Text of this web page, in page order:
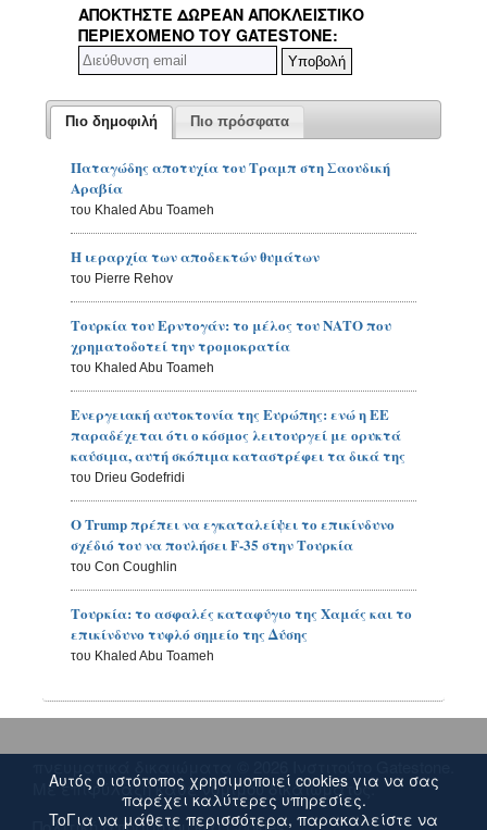
ΑΠΟΚΤΉΣΤΕ ΔΩΡΕΆΝ ΑΠΟΚΛΕΙΣΤΙΚΌ
ΠΕΡΙΕΧΌΜΕΝΟ ΤΟΥ GATESTONE:
Πιο δημοφιλή Πιο πρόσφατα
Παταγώδης αποτυχία του Τραμπ στη Σαουδική
Αραβία
του Khaled Abu Toameh
Η ιεραρχία των αποδεκτών θυμάτων
του Pierre Rehov
Τουρκία του Ερντογάν: το μέλος του ΝΑΤΟ που
χρηματοδοτεί την τρομοκρατία
του Khaled Abu Toameh
Ενεργειακή αυτοκτονία της Ευρώπης: ενώ η ΕΕ
παραδέχεται ότι ο κόσμος λειτουργεί με ορυκτά
καύσιμα, αυτή σκόπιμα καταστρέφει τα δικά της
του Drieu Godefridi
Ο Trump πρέπει να εγκαταλείψει το επικίνδυνο
σχέδιό του να πουλήσει F-35 στην Τουρκία
του Con Coughlin
Τουρκία: το ασφαλές καταφύγιο της Χαμάς και το
επικίνδυνο τυφλό σημείο της Δύσης
του Khaled Abu Toameh
Με επιφύλαξη κάθε νόμιμου δικαιώματος.
Αυτός ο ιστότοπος χρησιμοποιεί cookies για να σας
παρέχει καλύτερες υπηρεσίες.
ToΓια να μάθετε περισσότερα, παρακαλείστε να